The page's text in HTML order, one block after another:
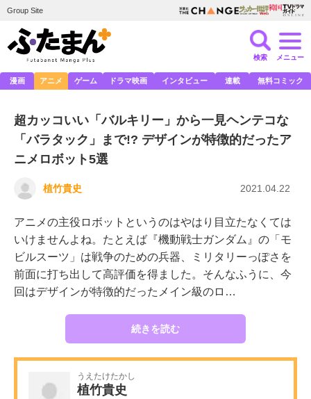
Group Site
検索 メニュー
漫画 アニメ ゲーム ドラマ映画 インタビュー 連載 無料コミック
超カッコいい「バルキリー」から一見ヘンテコな
「バラタック」まで!? デザインが特徴的だったア
ニメロボット5選
植竹貴史 2021.04.22
アニメの主役ロボットというのはやはり目立たなくては
いけませんよね。たとえば『機動戦士ガンダム』の「モ
ビルスーツ」は戦争のための兵器、ミリタリーっぽさを
前面に打ち出して高評価を得ました。そんなふうに、今
回はデザインが特徴的だったメイン級のロ…
続きを読む
うえたけたかし
植竹貴史